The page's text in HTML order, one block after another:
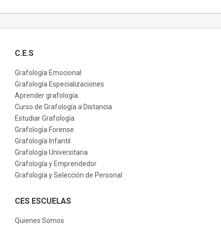
C.E.S
Grafología Emocional
Grafología Especializaciones
Aprender grafología
Curso de Grafología a Distancia
Estudiar Grafología
Grafología Forense
Grafología Infantil
Grafología Universitaria
Grafología y Emprendedor
Grafología y Selección de Personal
CES ESCUELAS
Quienes Somos